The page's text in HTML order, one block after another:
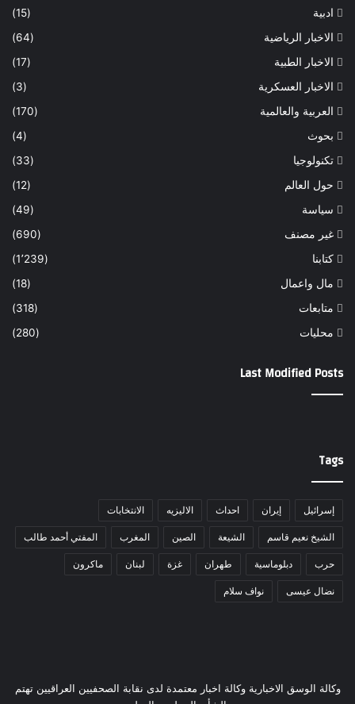
ادبية
(15)
الاخبار الرياضية
(64)
الاخبار الطبية
(17)
الاخبار العسكرية
(3)
العربية والعالمية
(170)
بحوث
(4)
تكنولوجيا
(33)
حول العالم
(12)
سياسة
(49)
غير مصنف
(690)
كتابنا
(1٬239)
مال واعمال
(18)
متابعات
(318)
محليات
(280)
Last Modified Posts
Tags
إسرائيل إيران احداث الاليزيه الانتخابات
الشيخ نعيم قاسم الشيعة الصين المغرب المفتي أحمد طالب
حرب دبلوماسية طهران غزة لبنان ماكرون
نضال عيسى نواف سلام
وكالة الوسق الاخبارية وكالة اخبار معتمدة لدى نقابة الصحفيين العراقيين تهتم